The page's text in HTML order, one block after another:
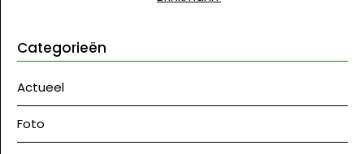
Categorieën
Actueel
Foto